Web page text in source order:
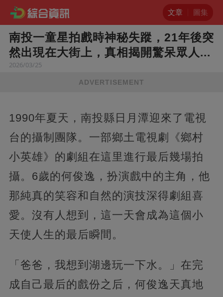
文章 圖集
南投一童星拍戲時神秘失蹤，21年後突
然出現在大街上，真相揭開驚呆眾人...
2026/03/25
ADVERTISEMENT
1990年夏天，南投縣日月潭迎來了電視
台的攝制團隊。一部鄉土電視劇《鄉村
小英雄》的劇組在這里進行最后幾場拍
攝。6歲的何俊逸，扮演戲中的主角，他
那純真的笑容和自然的演技深得劇組喜
愛。沒有人想到，這一天會成為這個小
天使人生的最后瞬間。
「爸爸，我想到湖邊玩一下水。」在完
成自己最后的戲份之后，何俊逸天真地